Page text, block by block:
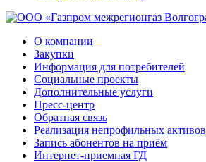
О компании
Закупки
Информация для потребителей
Социальные проекты
Дополнительные услуги
Пресс-центр
Обратная связь
Реализация непрофильных активов
Запись абонентов на приём
Интернет-приемная ГД